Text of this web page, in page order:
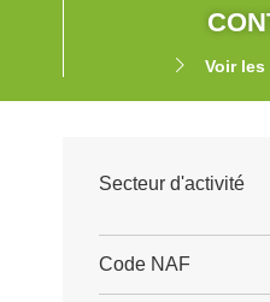
Voir
Secteur d'activité
Code NAF